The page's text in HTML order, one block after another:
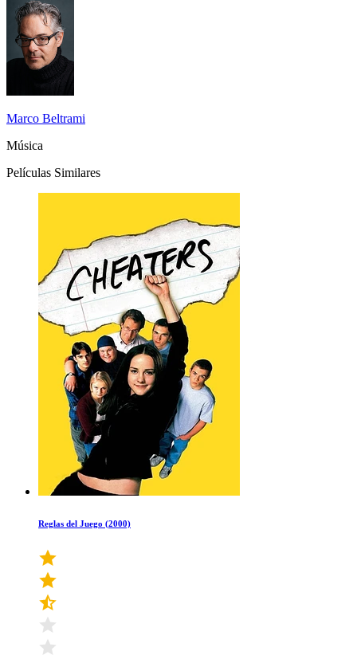
Marco Beltrami
Música
Películas Similares
Reglas del Juego (2000)